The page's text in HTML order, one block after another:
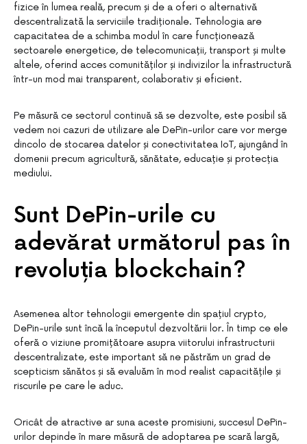
fizice în lumea reală, precum și de a oferi o alternativă
descentralizată la serviciile tradiționale. Tehnologia are
capacitatea de a schimba modul în care funcționează
sectoarele energetice, de telecomunicații, transport și multe
altele, oferind acces comunităților și indivizilor la infrastructură
într-un mod mai transparent, colaborativ și eficient.
Pe măsură ce sectorul continuă să se dezvolte, este posibil să
vedem noi cazuri de utilizare ale DePin-urilor care vor merge
dincolo de stocarea datelor și conectivitatea IoT, ajungând în
domenii precum agricultură, sănătate, educație și protecția
mediului.
Sunt DePin-urile cu
adevărat următorul pas în
revoluția blockchain?
Asemenea altor tehnologii emergente din spațiul crypto,
DePin-urile sunt încă la începutul dezvoltării lor. În timp ce ele
oferă o viziune promițătoare asupra viitorului infrastructurii
descentralizate, este important să ne păstrăm un grad de
scepticism sănătos și să evaluăm în mod realist capacitățile și
riscurile pe care le aduc.
Oricât de atractive ar suna aceste promisiuni, succesul DePin-
urilor depinde în mare măsură de adoptarea pe scară largă,